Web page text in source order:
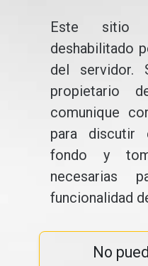
Este sitio
deshabilitado
del servidor.
propietario
comunique
para discutir
fondo y
necesarias
funcionalidad
No